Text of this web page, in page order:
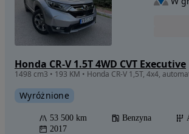
Honda CR-V 1.5T 4WD CVT Executive
Wyróżnione
53 500 km Benzyna
2017